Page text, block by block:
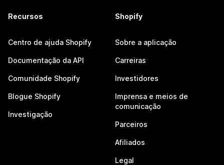
Recursos
Centro de ajuda Shopify
Documentação da API
Comunidade Shopify
Blogue Shopify
Investigação
Shopify
Sobre a aplicação
Carreiras
Investidores
Imprensa e meios de
comunicação
Parceiros
Afiliados
Legal